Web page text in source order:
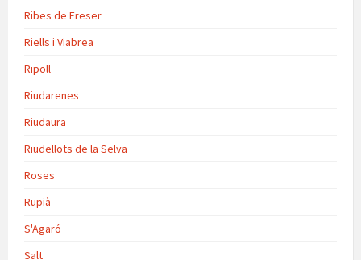
Ribes de Freser
Riells i Viabrea
Ripoll
Riudarenes
Riudaura
Riudellots de la Selva
Roses
Rupià
S'Agaró
Salt